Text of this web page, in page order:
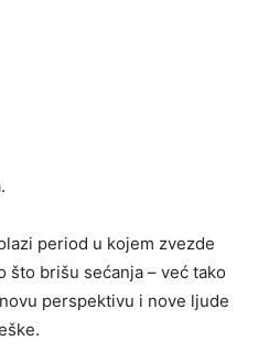
period u kojem zvezde
što brišu sećanja – već tako
perspektivu i nove ljude